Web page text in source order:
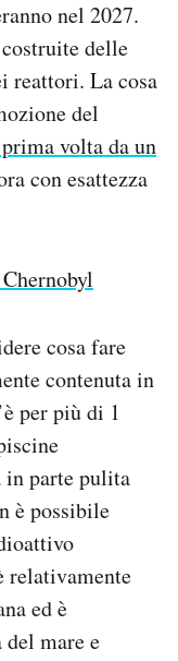
nel 2027.
delle
reattori. La cosa
del
volta da un
con esattezza
cosa fare
contenuta in
per più di 1
in parte pulita
è possibile
relativamente
ed è
del mare e